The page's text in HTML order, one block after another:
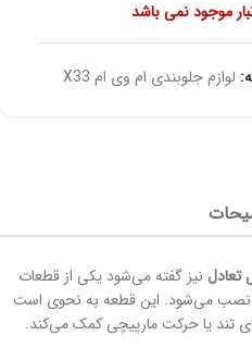
موجود نمی باشد
لوازم جلوبندی ام وی ام X33
تعادل نیز گفته می‌شود یکی از قطعات
نصب می‌شود. این قطعه به نحوی است
تند یا حرکت مارپیچی کمک می‌کند.